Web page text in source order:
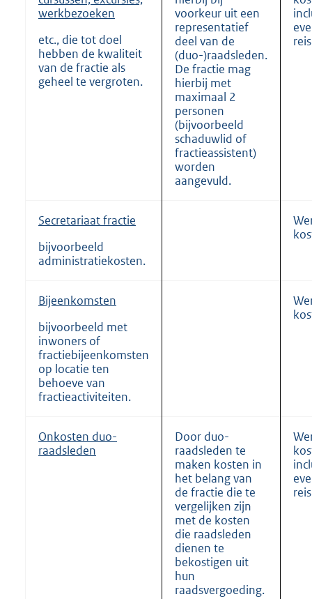
werkbezoeken
etc., die tot doel
hebben de kwaliteit
van de fractie als
geheel te vergroten.
voorkeur uit een
representatief
deel van de
(duo-)raadsleden.
De fractie mag
hierbij met
maximaal 2
personen
(bijvoorbeeld
schaduwlid of
fractieassistent)
worden
aangevuld.
Secretariaat fractie
bijvoorbeeld
administratiekosten.
Bijeenkomsten
bijvoorbeeld met
inwoners of
fractiebijeenkomsten
op locatie ten
behoeve van
fractieactiviteiten.
Onkosten duo-
raadsleden
Door duo-
raadsleden te
maken kosten in
het belang van
de fractie die te
vergelijken zijn
met de kosten
die raadsleden
dienen te
bekostigen uit
hun
raadsvergoeding.